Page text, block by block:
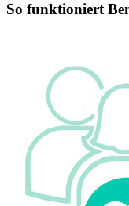
So funktioniert